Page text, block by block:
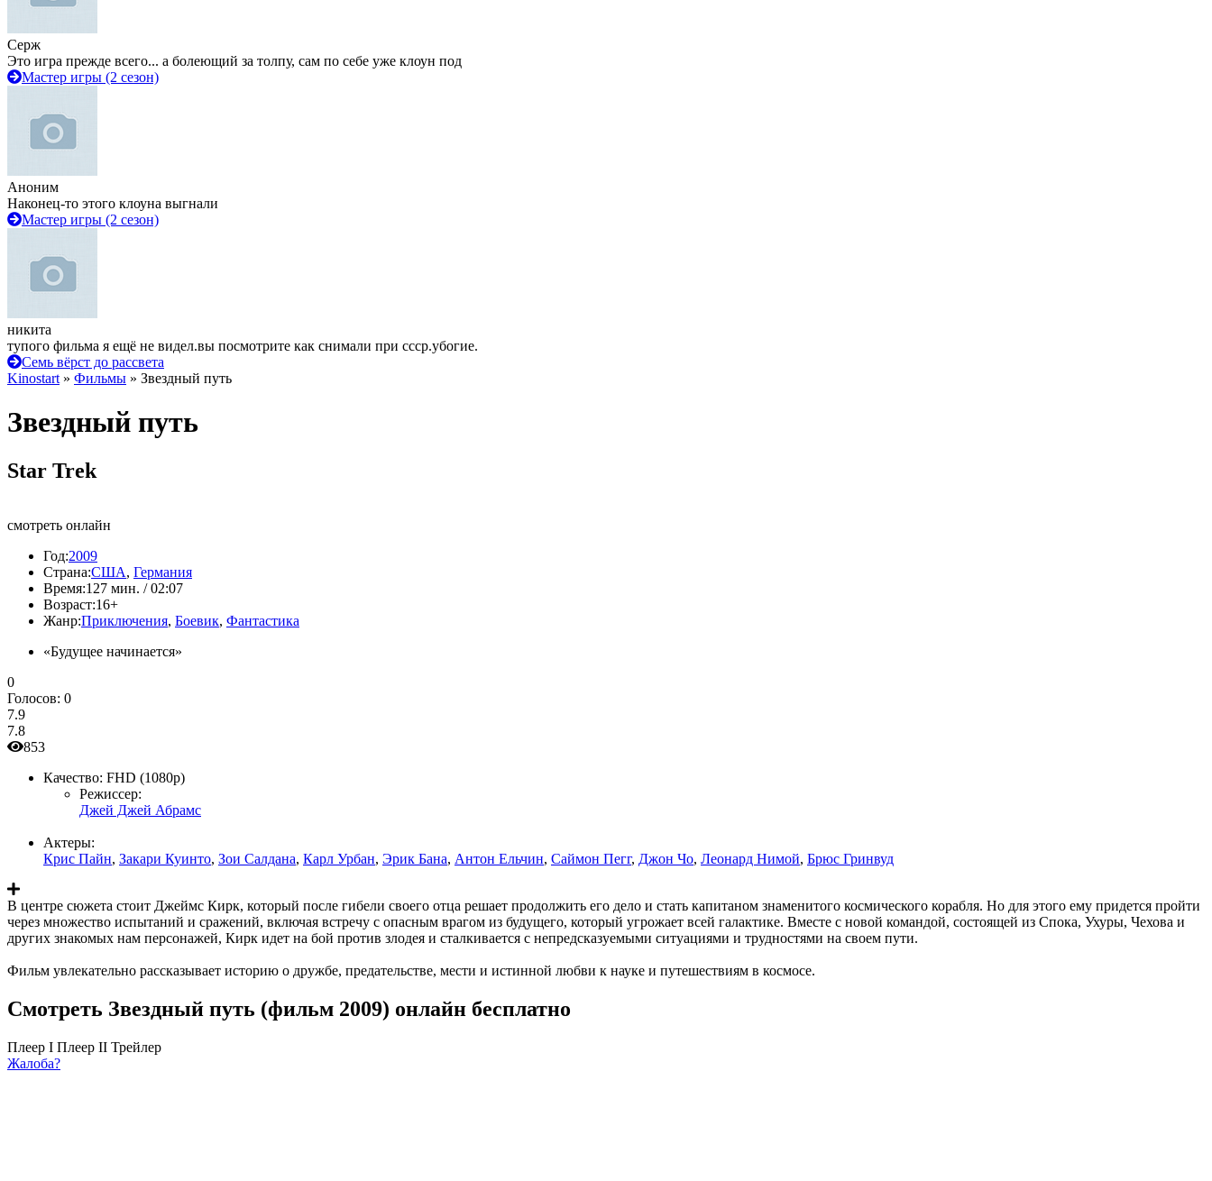
Серж
Это игра прежде всего... а болеющий за толпу, сам по себе уже клоун под
Мастер игры (2 сезон)
Аноним
Наконец-то этого клоуна выгнали
Мастер игры (2 сезон)
никита
тупого фильма я ещё не видел.вы посмотрите как снимали при ссср.убогие.
Семь вёрст до рассвета
Kinostart » Фильмы » Звездный путь
Звездный путь
Star Trek
смотреть онлайн
Год:2009
Страна:США, Германия
Время:127 мин. / 02:07
Возраст:16+
Жанр:Приключения, Боевик, Фантастика
«Будущее начинается»
0
Голосов: 0
7.9
7.8
853
Качество: FHD (1080p)
Режиссер:
Джей Джей Абрамс
Актеры:
Крис Пайн, Закари Куинто, Зои Салдана, Карл Урбан, Эрик Бана, Антон Ельчин, Саймон Пегг, Джон Чо, Леонард Нимой, Брюс Гринвуд
В центре сюжета стоит Джеймс Кирк, который после гибели своего отца решает продолжить его дело и стать капитаном знаменитого космического корабля. Но для этого ему придется пройти
через множество испытаний и сражений, включая встречу с опасным врагом из будущего, который угрожает всей галактике. Вместе с новой командой, состоящей из Спока, Ухуры, Чехова и
других знакомых нам персонажей, Кирк идет на бой против злодея и сталкивается с непредсказуемыми ситуациями и трудностями на своем пути.
Фильм увлекательно рассказывает историю о дружбе, предательстве, мести и истинной любви к науке и путешествиям в космосе.
Смотреть Звездный путь (фильм 2009) онлайн бесплатно
Плеер I Плеер II Трейлер
Жалоба?